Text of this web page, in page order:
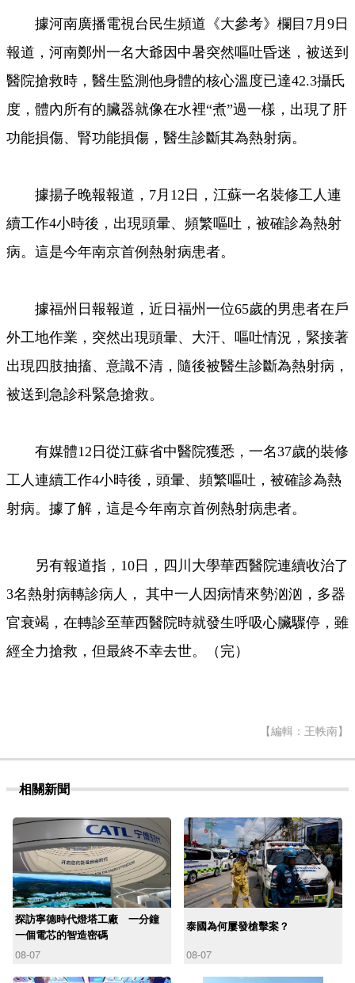
據河南廣播電視台民生頻道《大參考》欄目7月9日
報道，河南鄭州一名大爺因中暑突然嘔吐昏迷，被送到
醫院搶救時，醫生監測他身體的核心溫度已達42.3攝氏
度，體內所有的臟器就像在水裡“煮”過一樣，出現了肝
功能損傷、腎功能損傷，醫生診斷其為熱射病。
據揚子晚報報道，7月12日，江蘇一名裝修工人連
續工作4小時後，出現頭暈、頻繁嘔吐，被確診為熱射
病。這是今年南京首例熱射病患者。
據福州日報報道，近日福州一位65歲的男患者在戶
外工地作業，突然出現頭暈、大汗、嘔吐情況，緊接著
出現四肢抽搐、意識不清，隨後被醫生診斷為熱射病，
被送到急診科緊急搶救。
有媒體12日從江蘇省中醫院獲悉，一名37歲的裝修
工人連續工作4小時後，頭暈、頻繁嘔吐，被確診為熱
射病。據了解，這是今年南京首例熱射病患者。
另有報道指，10日，四川大學華西醫院連續收治了
3名熱射病轉診病人， 其中一人因病情來勢汹汹，多器
官衰竭，在轉診至華西醫院時就發生呼吸心臟驟停，雖
經全力搶救，但最終不幸去世。（完）
【編輯：王軼南】
相關新聞
探訪寧德時代燈塔工廠 一分鐘
一個電芯的智造密碼
08-07
泰國為何屢發槍擊案？
08-07